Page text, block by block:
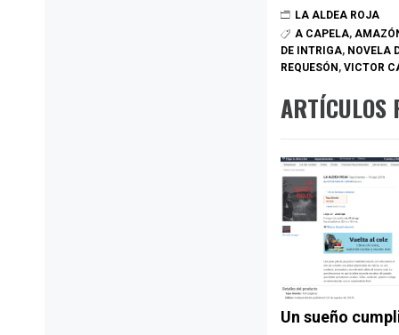
LA ALDEA ROJA
A CAPELA,
DE INTRIGA, NOVELA
REQUESÓN, VICTOR
ARTÍCULOS
Un sueño